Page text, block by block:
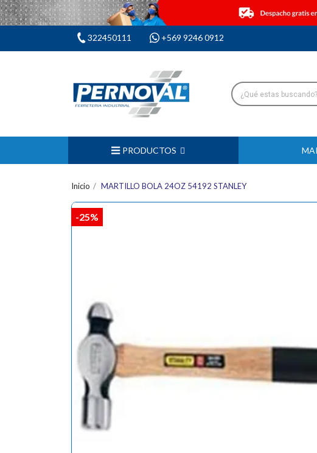
322450111 +569 9246 0912
PRODUCTOS
Inicio MARTILLO BOLA 24OZ 54192 STANLEY
-25%